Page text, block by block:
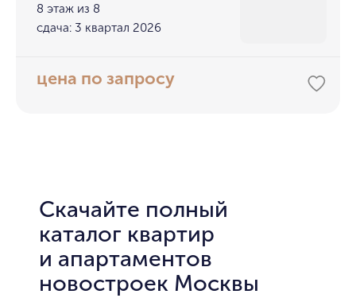
8 этаж из 8
сдача: 3 квартал 2026
цена по запросу
Скачайте полный
каталог квартир
и апартаментов
новостроек Москвы